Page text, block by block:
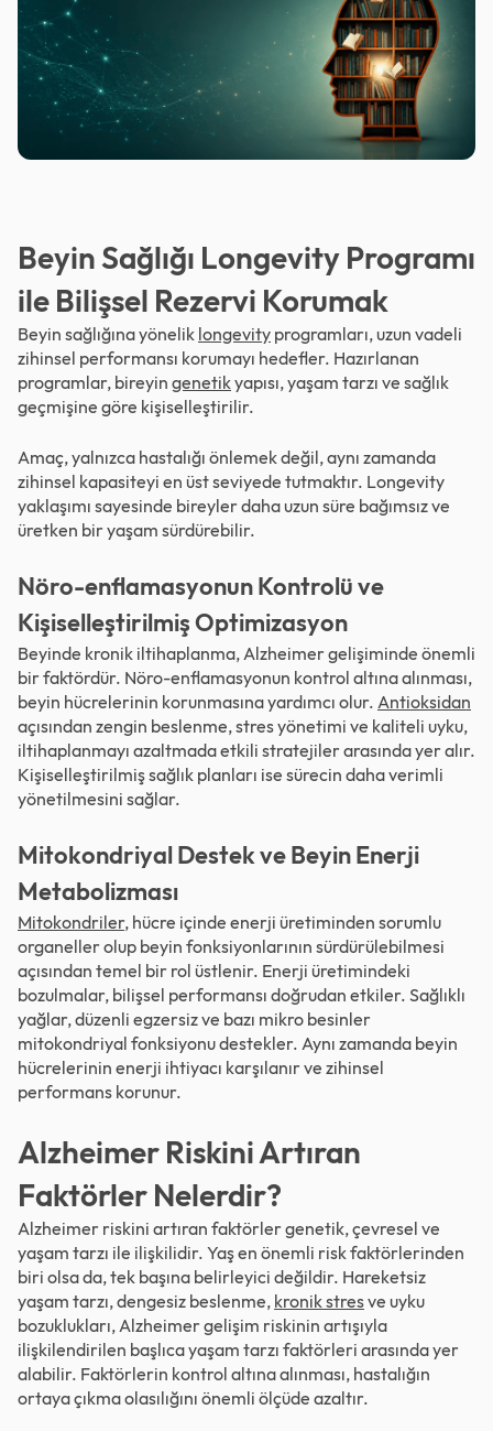
Beyin Sağlığı Longevity Programı
ile Bilişsel Rezervi Korumak
Beyin sağlığına yönelik longevity programları, uzun vadeli
zihinsel performansı korumayı hedefler. Hazırlanan
programlar, bireyin genetikyapısı, yaşam tarzı ve sağlık
geçmişine göre kişiselleştirilir.
Amaç, yalnızca hastalığı önlemek değil, aynı zamanda
zihinsel kapasiteyi en üst seviyede tutmaktır. Longevity
yaklaşımı sayesinde bireyler daha uzun süre bağımsız ve
üretken bir yaşam sürdürebilir.
Nöro-enflamasyonun Kontrolü ve
Kişiselleştirilmiş Optimizasyon
Beyinde kronik iltihaplanma, Alzheimer gelişiminde önemli
bir faktördür. Nöro-enflamasyonun kontrol altına alınması,
beyin hücrelerinin korunmasına yardımcı olur. Antioksidan
açısından zengin beslenme, stres yönetimi ve kaliteli uyku,
iltihaplanmayı azaltmada etkili stratejiler arasında yer alır.
Kişiselleştirilmiş sağlık planları ise sürecin daha verimli
yönetilmesini sağlar.
Mitokondriyal Destek ve Beyin Enerji
Metabolizması
Mitokondriler, hücre içinde enerji üretiminden sorumlu
organeller olup beyin fonksiyonlarının sürdürülebilmesi
açısından temel bir rol üstlenir. Enerji üretimindeki
bozulmalar, bilişsel performansı doğrudan etkiler. Sağlıklı
yağlar, düzenli egzersiz ve bazı mikro besinler
mitokondriyal fonksiyonu destekler. Aynı zamanda beyin
hücrelerinin enerji ihtiyacı karşılanır ve zihinsel
performans korunur.
Alzheimer Riskini Artıran
Faktörler Nelerdir?
Alzheimer riskini artıran faktörler genetik, çevresel ve
yaşam tarzı ile ilişkilidir. Yaş en önemli risk faktörlerinden
biri olsa da, tek başına belirleyici değildir. Hareketsiz
yaşam tarzı, dengesiz beslenme, kronik stresve uyku
bozuklukları, Alzheimer gelişim riskinin artışıyla
ilişkilendirilen başlıca yaşam tarzı faktörleri arasında yer
alabilir. Faktörlerin kontrol altına alınması, hastalığın
ortaya çıkma olasılığını önemli ölçüde azaltır.